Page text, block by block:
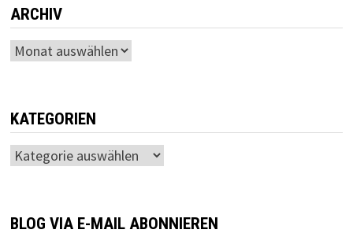
ARCHIV
Archiv
KATEGORIEN
Kategorien
BLOG VIA E-MAIL ABONNIEREN